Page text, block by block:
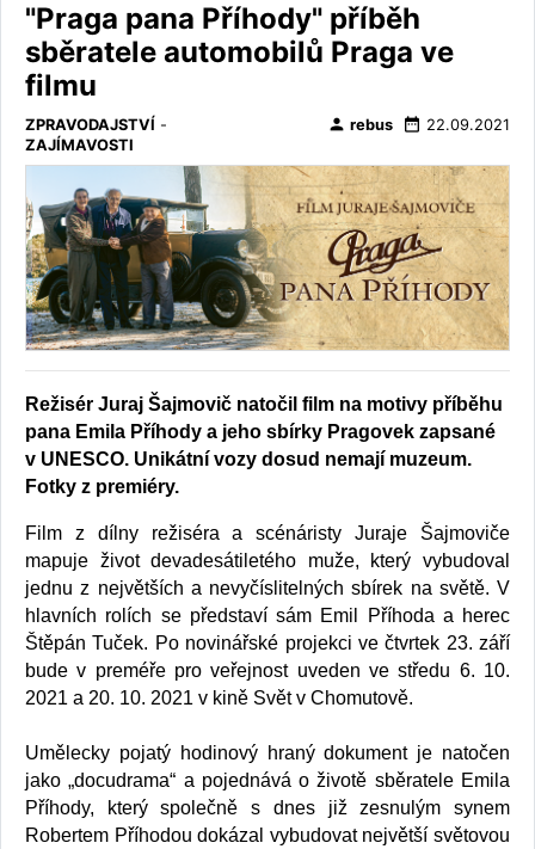
"Praga pana Příhody" příběh
sběratele automobilů Praga ve
filmu
ZPRAVODAJSTVÍ -
ZAJÍMAVOSTI
person rebus date_range 22.09.2021
Režisér Juraj Šajmovič natočil film na motivy příběhu
pana Emila Příhody a jeho sbírky Pragovek zapsané
v UNESCO. Unikátní vozy dosud nemají muzeum.
Fotky z premiéry.
Film z dílny režiséra a scénáristy Juraje Šajmoviče
mapuje život devadesátiletého muže, který vybudoval
jednu z největších a nevyčíslitelných sbírek na světě. V
hlavních rolích se představí sám Emil Příhoda a herec
Štěpán Tuček. Po novinářské projekci ve čtvrtek 23. září
bude v preméře pro veřejnost uveden ve středu 6. 10.
2021 a 20. 10. 2021 v kině Svět v Chomutově.
Umělecky pojatý hodinový hraný dokument je natočen
jako „docudrama“ a pojednává o životě sběratele Emila
Příhody, který společně s dnes již zesnulým synem
Robertem Příhodou dokázal vybudovat největší světovou